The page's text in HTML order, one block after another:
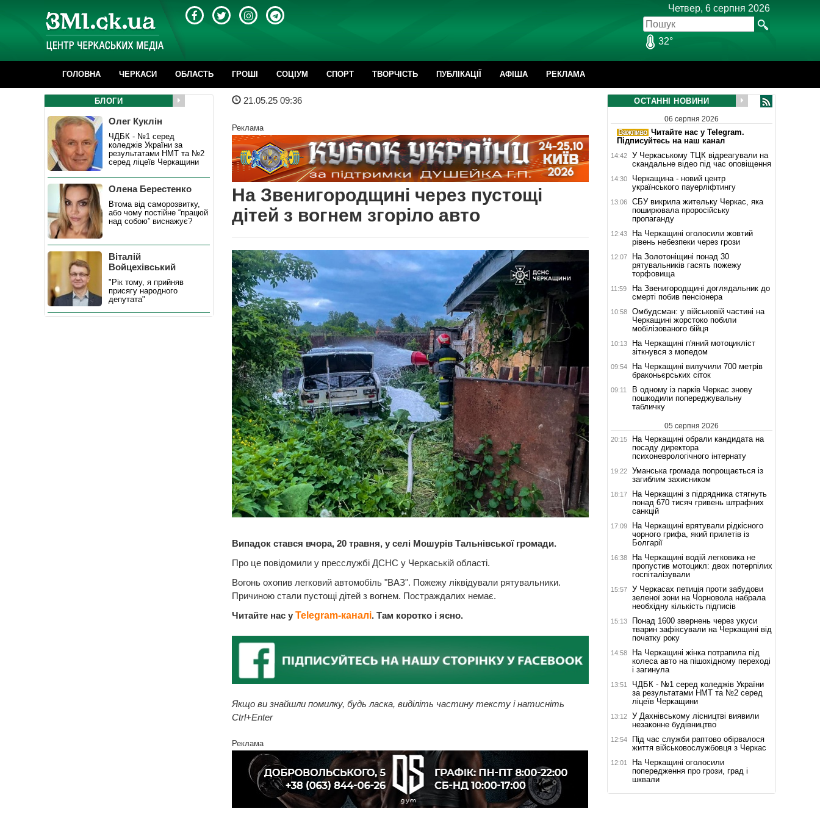
Четвер, 6 серпня 2026
32°
ГОЛОВНА ЧЕРКАСИ ОБЛАСТЬ ГРОШІ CОЦІУМ СПОРТ ТВОРЧІСТЬ ПУБЛІКАЦІЇ АФІША РЕКЛАМА
21.05.25 09:36
Реклама
На Звенигородщині через пустощі
дітей з вогнем згоріло авто
Випадок стався вчора, 20 травня, у селі Мошурів Тальнівської громади.
Про це повідомили у пресслужбі ДСНС у Черкаській області.
Вогонь охопив легковий автомобіль "ВАЗ". Пожежу ліквідували рятувальники.
Причиною стали пустощі дітей з вогнем. Постраждалих немає.
Читайте нас у Telegram-каналі. Там коротко і ясно.
Якщо ви знайшли помилку, будь ласка, виділіть частину тексту і натисніть
Ctrl+Enter
Реклама
БЛОГИ
Олег Куклін
ЧДБК - №1 серед
коледжів України за
результатами НМТ та №2
серед ліцеїв Черкащини
Олена Берестенко
Втома від саморозвитку,
або чому постійне “працюй
над собою” виснажує?
Віталій
Войцехівський
"Рік тому, я прийняв
присягу народного
депутата"
ОСТАННІ НОВИНИ
06 серпня 2026
Читайте нас у Telegram.
Підписуйтесь на наш канал
14:42
У Черкаському ТЦК відреагували на
скандальне відео під час оповіщення
14:30
Черкащина - новий центр
українського пауерліфтингу
13:06
СБУ викрила жительку Черкас, яка
поширювала проросійську
пропаганду
12:43
На Черкащині оголосили жовтий
рівень небезпеки через грози
12:07
На Золотоніщині понад 30
рятувальників гасять пожежу
торфовища
11:59
На Звенигородщині доглядальник до
смерті побив пенсіонера
10:58
Омбудсман: у військовій частині на
Черкащині жорстоко побили
мобілізованого бійця
10:13
На Черкащині п'яний мотоцикліст
зіткнувся з мопедом
09:54
На Черкащині вилучили 700 метрів
браконьєрських сіток
09:11
В одному із парків Черкас знову
пошкодили попереджувальну
табличку
05 серпня 2026
20:15
На Черкащині обрали кандидата на
посаду директора
психоневрологічного інтернату
19:22
Уманська громада попрощається із
загиблим захисником
18:17
На Черкащині з підрядника стягнуть
понад 670 тисяч гривень штрафних
санкцій
17:09
На Черкащині врятували рідкісного
чорного грифа, який прилетів із
Болгарії
16:38
На Черкащині водій легковика не
пропустив мотоцикл: двох потерпілих
госпіталізували
15:57
У Черкасах петиція проти забудови
зеленої зони на Чорновола набрала
необхідну кількість підписів
15:13
Понад 1600 звернень через укуси
тварин зафіксували на Черкащині від
початку року
14:58
На Черкащині жінка потрапила під
колеса авто на пішохідному переході
і загинула
13:51
ЧДБК - №1 серед коледжів України
за результатами НМТ та №2 серед
ліцеїв Черкащини
13:12
У Дахнівському лісництві виявили
незаконне будівництво
12:54
Під час служби раптово обірвалося
життя військовослужбовця з Черкас
12:01
На Черкащині оголосили
попередження про грози, град і
шквали